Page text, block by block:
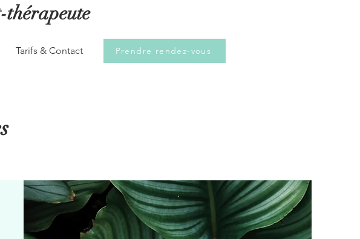
thérapeute
Tarifs & Contact Prendre rendez-vous